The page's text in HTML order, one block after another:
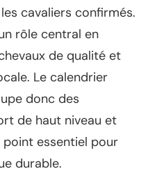
cavaliers confirmés.
rôle central en
de qualité et
Le calendrier
donc des
de haut niveau et
point essentiel pour
durable.